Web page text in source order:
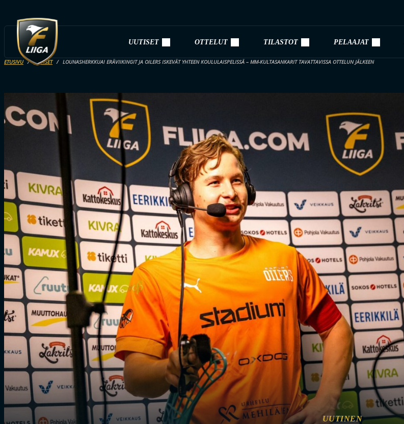
UUTISET OTTELUT TILASTOT PELAAJAT
ETUSIVU UUTISET LOUNASHERKKUA! ERÄVIIKINGIT JA OILERS ISKEVÄT YHTEEN KOULULAISPELISSÄ – MM-KULTASANKARIT TAVATTAVISSA OTTELUN JÄLKEEN
UUTINEN